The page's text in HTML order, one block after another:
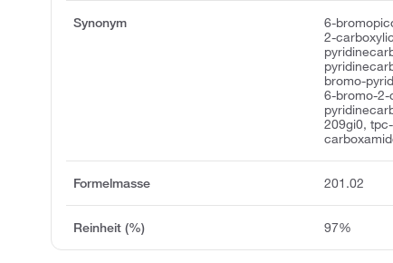
Synonym
6-
2-
bromo-
6-bromo-
209gi0,
Formelmasse 201.02
Reinheit (%) 97%